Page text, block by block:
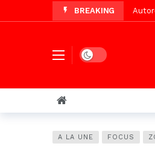
BREAKING
Dark mode
A LA UNE FOCUS